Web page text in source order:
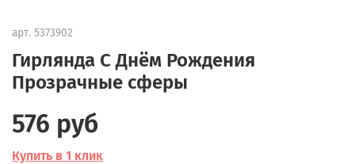
арт. 5373902
Гирлянда С Днём Рождения
Прозрачные сферы
576 руб
Купить в 1 клик